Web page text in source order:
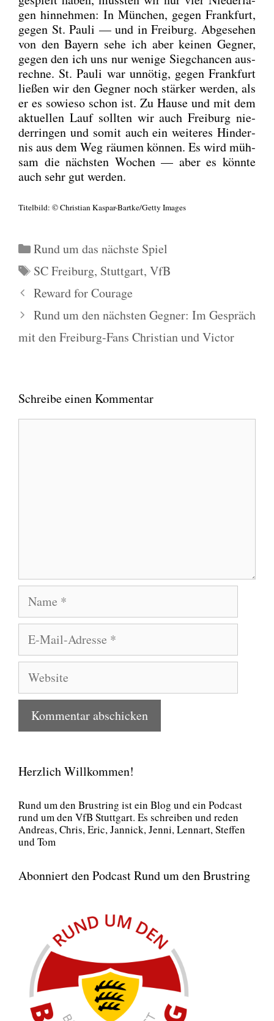
gen hin­neh­men: In Mün­chen, gegen Frank­furt,
gegen St. Pau­li — und in Frei­burg. Abge­se­hen
von den Bay­ern sehe ich aber kei­nen Geg­ner,
gegen den ich uns nur weni­ge Sieg­chan­cen aus­
rech­ne. St. Pau­li war unnö­tig, gegen Frank­furt
lie­ßen wir den Geg­ner noch stär­ker wer­den, als
er es sowie­so schon ist. Zu Hau­se und mit dem
aktu­el­len Lauf soll­ten wir auch Frei­burg nie­
der­rin­gen und somit auch ein wei­te­res Hin­der­
nis aus dem Weg räu­men kön­nen. Es wird müh­
sam die nächs­ten Wochen — aber es könn­te
auch sehr gut wer­den.
Titel­bild: © Chris­ti­an Kas­par-Bart­ke/­Get­ty Images
Kategorien
Rund um das nächste Spiel
Schlagwörter
SC Freiburg, Stuttgart, VfB
Reward for Courage
Rund um den nächsten Gegner: Im Gespräch
mit den Freiburg-Fans Christian und Victor
Schreibe einen Kommentar
Mail-
Adresse
Herzlich Willkommen!
Rund um den Brust­ring ist ein Blog und ein Pod­cast
rund um den VfB Stutt­gart. Es schrei­ben und reden
Andre­as, Chris, Eric, Jan­nick, Jen­ni, Lenn­art, Stef­fen
und Tom
Abonniert den Podcast Rund um den Brustring